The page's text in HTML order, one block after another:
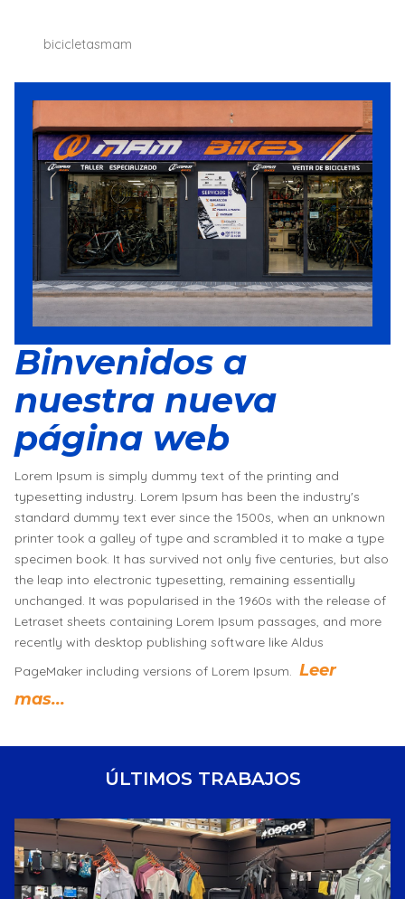
bicicletasmam
Binvenidos a
nuestra nueva
página web
Lorem Ipsum is simply dummy text of the printing and
typesetting industry. Lorem Ipsum has been the industry's
standard dummy text ever since the 1500s, when an unknown
printer took a galley of type and scrambled it to make a type
specimen book. It has survived not only five centuries, but also
the leap into electronic typesetting, remaining essentially
unchanged. It was popularised in the 1960s with the release of
Letraset sheets containing Lorem Ipsum passages, and more
recently with desktop publishing software like Aldus
PageMaker including versions of Lorem Ipsum.Leer
mas...
ÚLTIMOS TRABAJOS